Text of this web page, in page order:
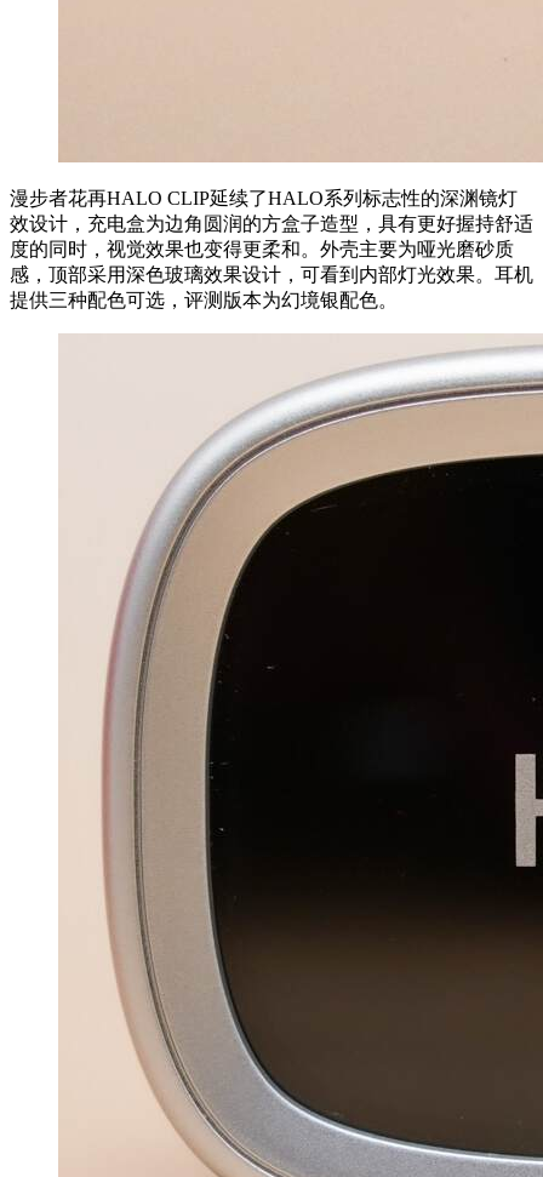
漫步者花再HALO CLIP延续了HALO系列标志性的深渊镜灯
效设计，充电盒为边角圆润的方盒子造型，具有更好握持舒适
度的同时，视觉效果也变得更柔和。外壳主要为哑光磨砂质
感，顶部采用深色玻璃效果设计，可看到内部灯光效果。耳机
提供三种配色可选，评测版本为幻境银配色。